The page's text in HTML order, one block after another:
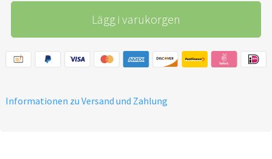
Lägg i varukorgen
Informationen zu Versand und Zahlung